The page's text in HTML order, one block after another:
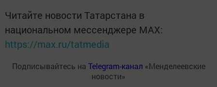
Читайте новости Татарстана в
национальном мессенджере MАХ:
https://max.ru/tatmedia
Подписывайтесь на Telegram-канал «Менделеевские
новости»